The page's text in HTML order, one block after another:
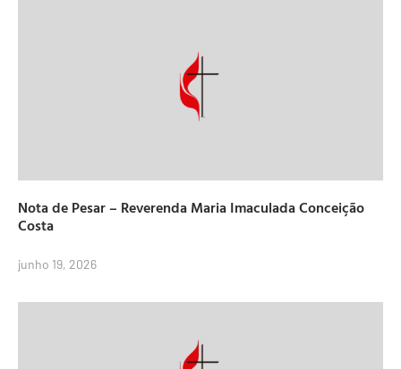
Nota de Pesar – Reverenda Maria Imaculada Conceição
Costa
junho 19, 2026